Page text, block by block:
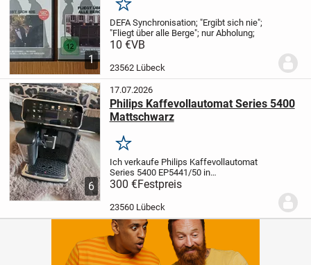
1
Merken
DEFA Synchronisation; "Ergibt sich nie";
"Fliegt über alle Berge"; nur Abholung;
10 €VB
23562 Lübeck
6
17.07.2026
Philips Kaffevollautomat Series 5400
Mattschwarz
Merken
Ich verkaufe Philips Kaffevollautomat
Series 5400 EP5441/50 in
Mattschwarz.Die Kaffeemaschine ist ein
halbes Jahr alt und wurde regelmäßig
gepflegt. Derzeit wird sie nicht mehr
300 €Festpreis
23560 Lübeck